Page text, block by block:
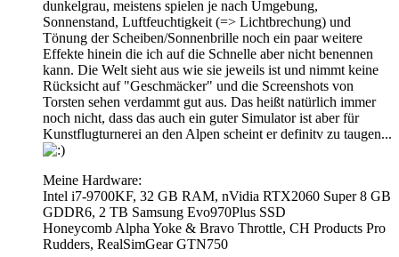
dunkelgrau, meistens spielen je nach Umgebung,
Sonnenstand, Luftfeuchtigkeit (=> Lichtbrechung) und
Tönung der Scheiben/Sonnenbrille noch ein paar weitere
Effekte hinein die ich auf die Schnelle aber nicht benennen
kann. Die Welt sieht aus wie sie jeweils ist und nimmt keine
Rücksicht auf "Geschmäcker" und die Screenshots von
Torsten sehen verdammt gut aus. Das heißt natürlich immer
noch nicht, dass das auch ein guter Simulator ist aber für
Kunstflugturnerei an den Alpen scheint er definitv zu taugen...
Meine Hardware:
Intel i7-9700KF, 32 GB RAM, nVidia RTX2060 Super 8 GB
GDDR6, 2 TB Samsung Evo970Plus SSD
Honeycomb Alpha Yoke & Bravo Throttle, CH Products Pro
Rudders, RealSimGear GTN750